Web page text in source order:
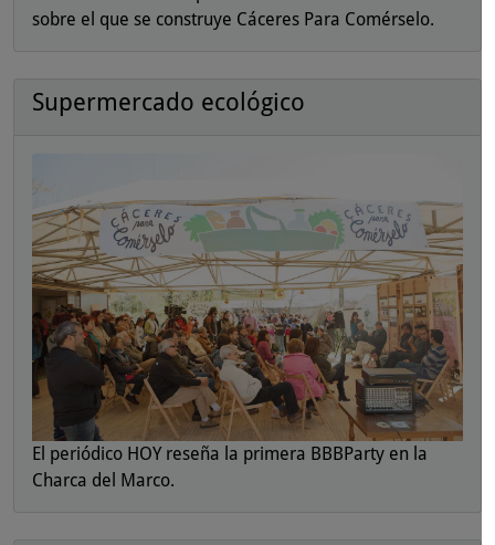
sobre el que se construye Cáceres Para Comérselo.
Supermercado ecológico
El periódico HOY reseña la primera BBBParty en la
Charca del Marco.